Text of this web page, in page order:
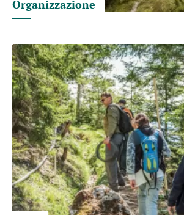
Organizzazione